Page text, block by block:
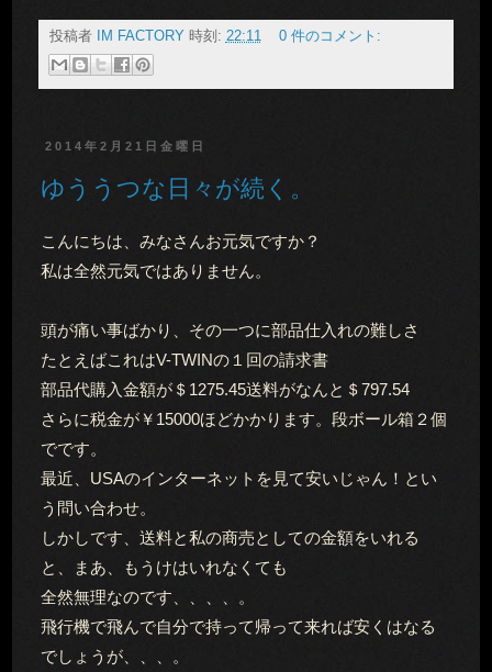
投稿者 IM FACTORY 時刻: 22:11 0 件のコメント:
2014年2月21日金曜日
ゆううつな日々が続く。
こんにちは、みなさんお元気ですか？
私は全然元気ではありません。
頭が痛い事ばかり、その一つに部品仕入れの難しさ
たとえばこれはV-TWINの１回の請求書
部品代購入金額が＄1275.45送料がなんと＄797.54
さらに税金が￥15000ほどかかります。段ボール箱２個
でです。
最近、USAのインターネットを見て安いじゃん！とい
う問い合わせ。
しかしです、送料と私の商売としての金額をいれる
と、まあ、もうけはいれなくても
全然無理なのです、、、、。
飛行機で飛んで自分で持って帰って来れば安くはなる
でしょうが、、、。